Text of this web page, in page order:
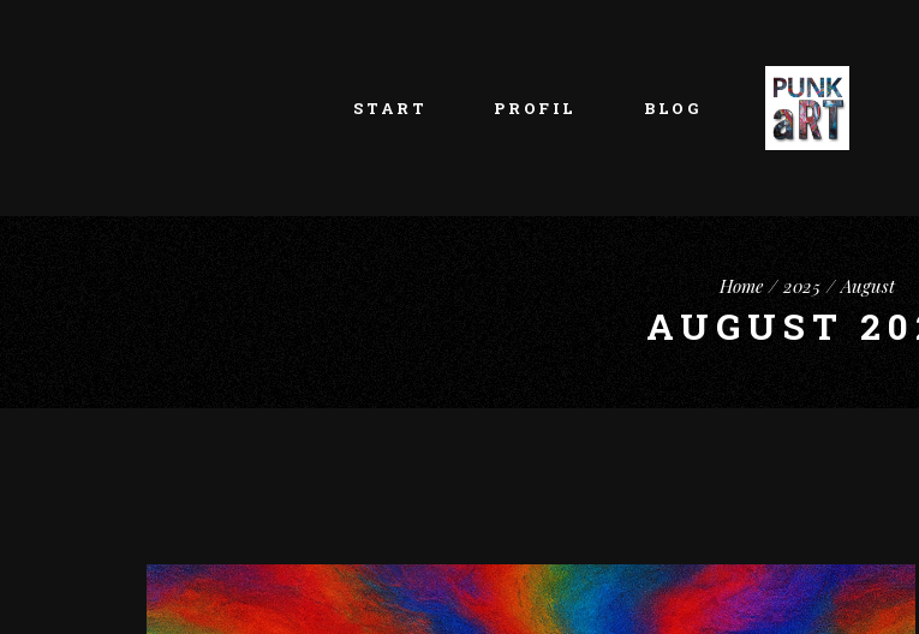
START PROFIL BLOG
Home 2025 August
AUGUST